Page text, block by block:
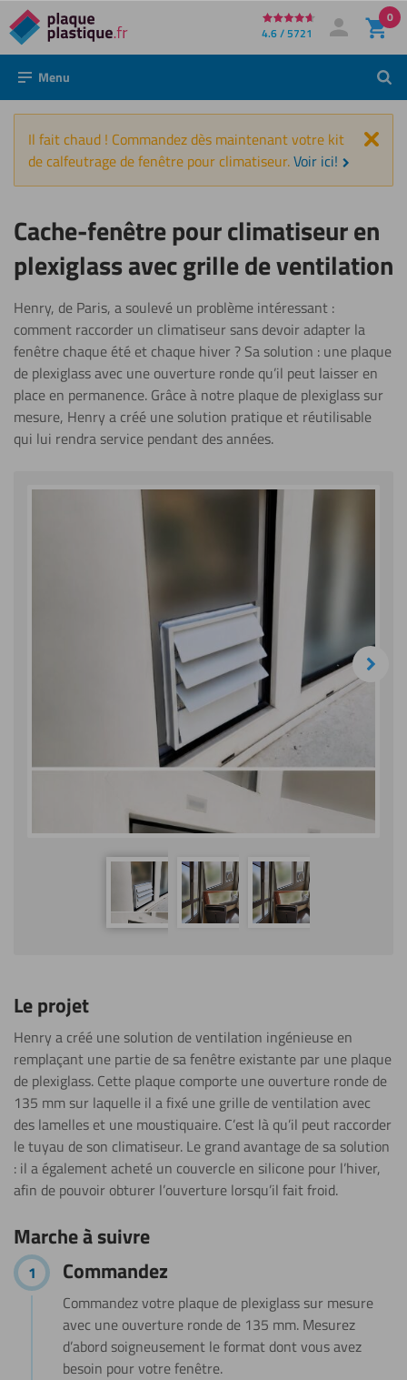
Directement
au
contenu
4.6 / 5721 Mon compte
Se connecter
0
Menu
Il fait chaud ! Commandez dès maintenant votre kit
de calfeutrage de fenêtre pour climatiseur.Voir ici!
Cache-fenêtre pour climatiseur en
plexiglass avec grille de ventilation
Henry, de Paris, a soulevé un problème intéressant :
comment raccorder un climatiseur sans devoir adapter la
fenêtre chaque été et chaque hiver ? Sa solution : une plaque
de plexiglass avec une ouverture ronde qu’il peut laisser en
place en permanence. Grâce à notre plaque de plexiglass sur
mesure, Henry a créé une solution pratique et réutilisable
qui lui rendra service pendant des années.
Le projet
Henry a créé une solution de ventilation ingénieuse en
remplaçant une partie de sa fenêtre existante par une plaque
de plexiglass. Cette plaque comporte une ouverture ronde de
135 mm sur laquelle il a fixé une grille de ventilation avec
des lamelles et une moustiquaire. C’est là qu’il peut raccorder
le tuyau de son climatiseur. Le grand avantage de sa solution
: il a également acheté un couvercle en silicone pour l’hiver,
afin de pouvoir obturer l’ouverture lorsqu’il fait froid.
Marche à suivre
étapesCommandez
Commandez votre plaque de plexiglass sur mesure
avec une ouverture ronde de 135 mm. Mesurez
d’abord soigneusement le format dont vous avez
besoin pour votre fenêtre.